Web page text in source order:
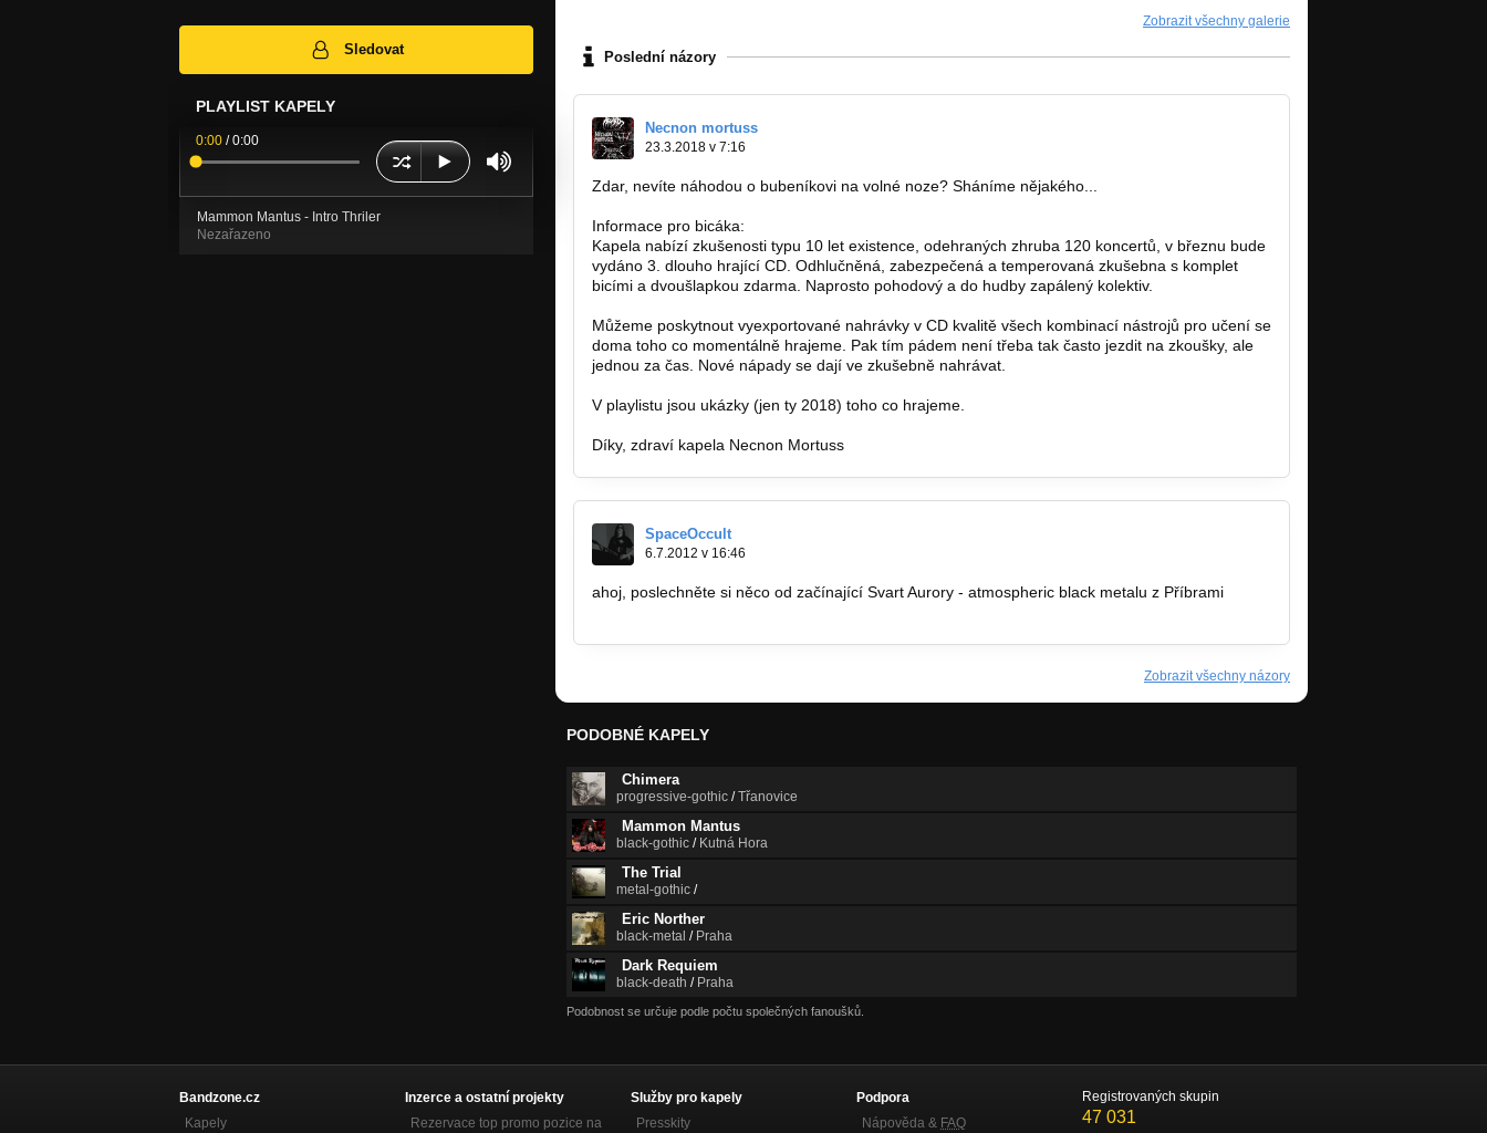
Sledovat
PLAYLIST KAPELY
0:00 /0:00
Mammon Mantus - Intro Thriler
Nezařazeno
Zobrazit všechny galerie
Poslední názory
Necnon mortuss
23.3.2018 v 7:16
Zdar, nevíte náhodou o bubeníkovi na volné noze? Sháníme nějakého...
Informace pro bicáka:
Kapela nabízí zkušenosti typu 10 let existence, odehraných zhruba 120 koncertů, v březnu bude
vydáno 3. dlouho hrající CD. Odhlučněná, zabezpečená a temperovaná zkušebna s komplet
bicími a dvoušlapkou zdarma. Naprosto pohodový a do hudby zapálený kolektiv.
Můžeme poskytnout vyexportované nahrávky v CD kvalitě všech kombinací nástrojů pro učení se
doma toho co momentálně hrajeme. Pak tím pádem není třeba tak často jezdit na zkoušky, ale
jednou za čas. Nové nápady se dají ve zkušebně nahrávat.
V playlistu jsou ukázky (jen ty 2018) toho co hrajeme.
Díky, zdraví kapela Necnon Mortuss
SpaceOccult
6.7.2012 v 16:46
ahoj, poslechněte si něco od začínající Svart Aurory - atmospheric black metalu z Příbrami
Zobrazit všechny názory
PODOBNÉ KAPELY
Chimera
progressive-gothic /Třanovice
Mammon Mantus
black-gothic / Kutná Hora
The Trial
metal-gothic /
Eric Norther
black-metal / Praha
Dark Requiem
black-death / Praha
Podobnost se určuje podle počtu společných fanoušků.
Bandzone.cz
Kapely
Inzerce a ostatní projekty
Rezervace top promo pozice na
Služby pro kapely
Presskity
Podpora
Nápověda & FAQ
Registrovaných skupin
47 031